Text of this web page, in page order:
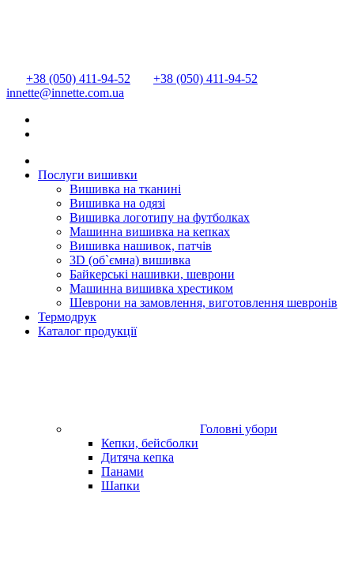
+38 (050) 411-94-52
+38 (050) 411-94-52
innette@innette.com.ua
Послуги вишивки
Вишивка на тканині
Вишивка на одязі
Вишивка логотипу на футболках
Машинна вишивка на кепках
Вишивка нашивок, патчів
3D (об`ємна) вишивка
Байкерські нашивки, шеврони
Машинна вишивка хрестиком
Шеврони на замовлення, виготовлення шевронів
Термодрук
Каталог продукції
Головні убори
Кепки, бейсболки
Дитяча кепка
Панами
Шапки